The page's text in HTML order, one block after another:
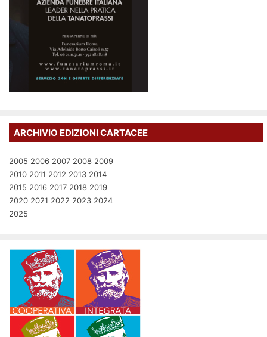
ARCHIVIO EDIZIONI CARTACEE
2005 2006 2007 2008 2009
2010 2011 2012 2013 2014
2015 2016 2017 2018 2019
2020 2021 2022 2023 2024
2025